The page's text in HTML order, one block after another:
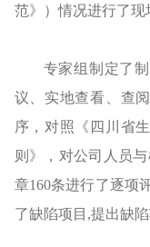
范》）情况进行了现
专家组制定了
议、实地查看、查
序，对照《四川省
则》，对公司人员
章160条进行了逐项
了缺陷项目,提出缺